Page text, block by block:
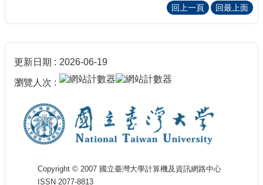
回上一頁 回最上面
更新日期 2026-06-19
瀏覽人次
Copyright © 2007 國立臺灣大學計算機及資訊網路中心
ISSN 2077-8813